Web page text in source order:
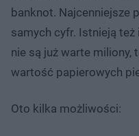
banknot. Najcenniejsze
samych cyfr. Istnieją
nie są już warte miliony,
wartość papierowych
Oto kilka możliwości: